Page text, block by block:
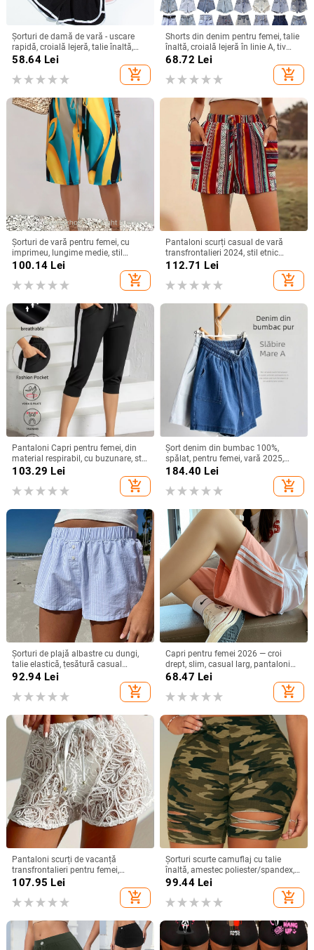
Șorturi de damă de vară - uscare
rapidă, croială lejeră, talie înaltă,
largi, pentru fitness și relaxare, Plus
58.64Lei
add_shopping_cart
Shorts din denim pentru femei, talie
înaltă, croială lejeră în linie A, tiv
franjat, ultra-scurți, vară 2025
68.72 Lei
add_shopping_cart
Șorturi de vară pentru femei, cu
imprimeu, lungime medie, stil
casual european-american, fără
100.14 Lei
add_shopping_cart
Pantaloni scurți casual de vară
transfrontalieri 2024, stil etnic
Amazon, cu dungi contrastante,
112.71 Lei
add_shopping_cart
Pantaloni Capri pentru femei, din
material respirabil, cu buzunare, stil
casual‑sport, lungime Capri, croială
103.29 Lei
add_shopping_cart
Șort denim din bumbac 100%,
spălat, pentru femei, vară 2025,
croială lejeră în A, largi
184.40 Lei
add_shopping_cart
Șorturi de plajă albastre cu dungi,
talie elastică, țesătură casual
pentru femei
92.94Lei
add_shopping_cart
Capri pentru femei 2026 — croi
drept, slim, casual larg, pantaloni
sport de vară
68.47 Lei
add_shopping_cart
Pantaloni scurți de vacanță
transfrontalieri pentru femei,
culoare solidă, cu dantelă și
107.95 Lei
add_shopping_cart
Șorturi scurte camuflaj cu talie
înaltă, amestec poliester/spandex,
lungime cinci sferturi, sezon iarnă
99.44Lei
add_shopping_cart